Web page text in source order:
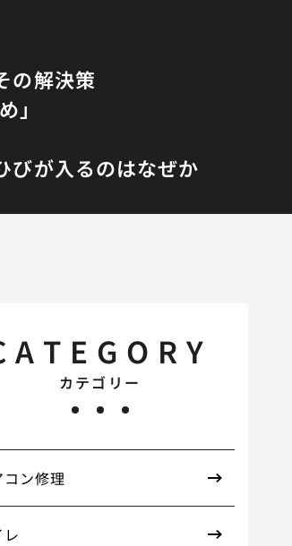
の解決策
」
びが入るのはなぜか
カテゴリー
コン修理
レ